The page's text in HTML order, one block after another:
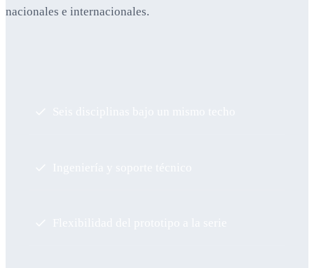
nacionales e internacionales.